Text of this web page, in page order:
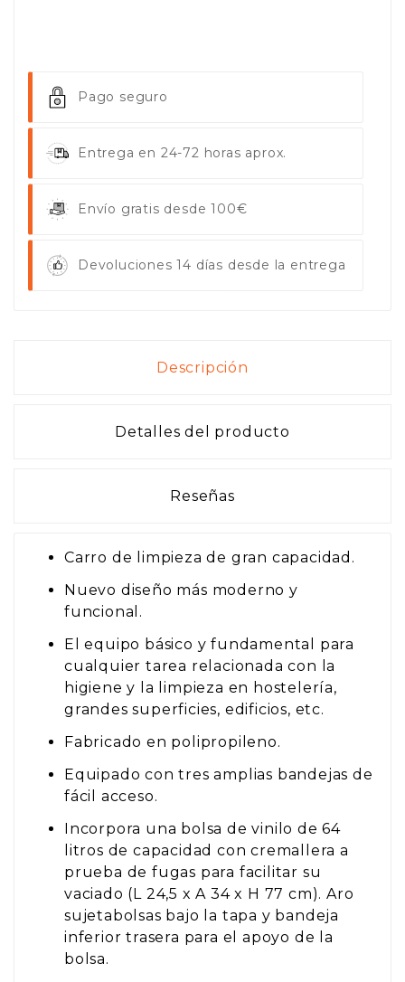
Pago seguro
Entrega en 24-72 horas aprox.
Envío gratis desde 100€
Devoluciones 14 días desde la entrega
Descripción
Detalles del producto
Reseñas
Carro de limpieza de gran capacidad.
Nuevo diseño más moderno y
funcional.
El equipo básico y fundamental para
cualquier tarea relacionada con la
higiene y la limpieza en hostelería,
grandes superficies, edificios, etc.
Fabricado en polipropileno.
Equipado con tres amplias bandejas de
fácil acceso.
Incorpora una bolsa de vinilo de 64
litros de capacidad con cremallera a
prueba de fugas para facilitar su
vaciado (L 24,5 x A 34 x H 77 cm). Aro
sujetabolsas bajo la tapa y bandeja
inferior trasera para el apoyo de la
bolsa.